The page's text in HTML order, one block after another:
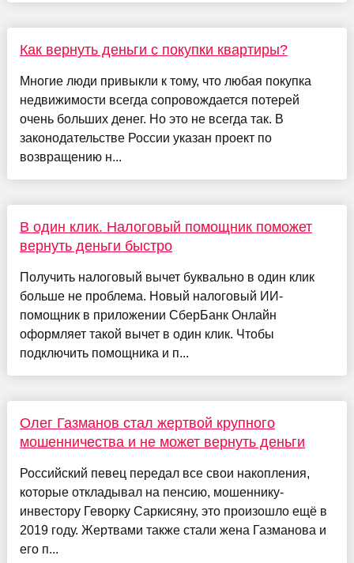
Как вернуть деньги с покупки квартиры?
Многие люди привыкли к тому, что любая покупка
недвижимости всегда сопровождается потерей
очень больших денег. Но это не всегда так. В
законодательстве России указан проект по
возвращению н...
В один клик. Налоговый помощник поможет
вернуть деньги быстро
Получить налоговый вычет буквально в один клик
больше не проблема. Новый налоговый ИИ-
помощник в приложении СберБанк Онлайн
оформляет такой вычет в один клик. Чтобы
подключить помощника и п...
Олег Газманов стал жертвой крупного
мошенничества и не может вернуть деньги
Российский певец передал все свои накопления,
которые откладывал на пенсию, мошеннику-
инвестору Геворку Саркисяну, это произошло ещё в
2019 году. Жертвами также стали жена Газманова и
его п...